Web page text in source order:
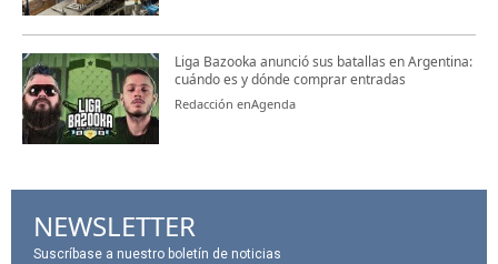
Liga Bazooka anunció sus batallas en Argentina:
cuándo es y dónde comprar entradas
Redacción enAgenda
NEWSLETTER
Suscríbase a nuestro boletín de noticias